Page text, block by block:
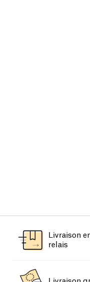
Livraison
relais